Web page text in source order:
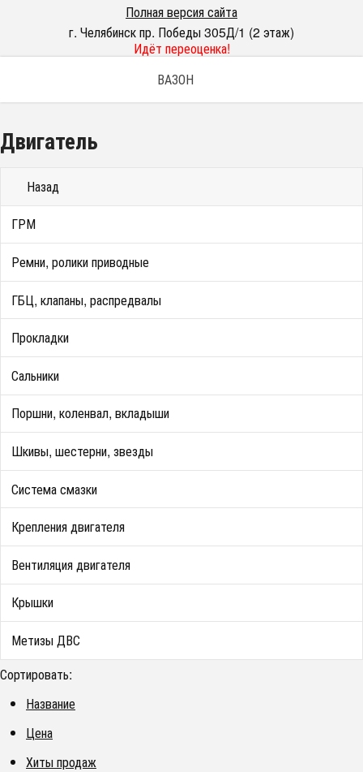
Полная версия сайта
г. Челябинск пр. Победы 305Д/1 (2 этаж)
Идёт переоценка!
ВАЗОН
Двигатель
Назад
ГРМ
Ремни, ролики приводные
ГБЦ, клапаны, распредвалы
Прокладки
Сальники
Поршни, коленвал, вкладыши
Шкивы, шестерни, звезды
Система смазки
Крепления двигателя
Вентиляция двигателя
Крышки
Метизы ДВС
Сортировать:
Название
Цена
Хиты продаж